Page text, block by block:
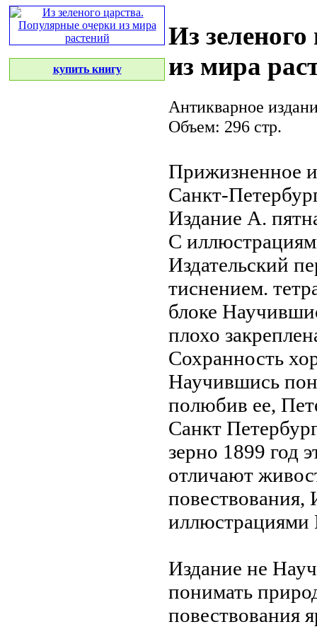
купить книгу
Из
из мира
Антикварное
Объем: 296 стр.
Прижизненное
Санкт-
Издание А.
С
Издательский
тиснением.
блоке
плохо
Сохранность
Научившись
полюбив ее,
Санкт
зерно 1899 год
отличают
повествования,
иллюстрациями
Издание не
понимать
повествования